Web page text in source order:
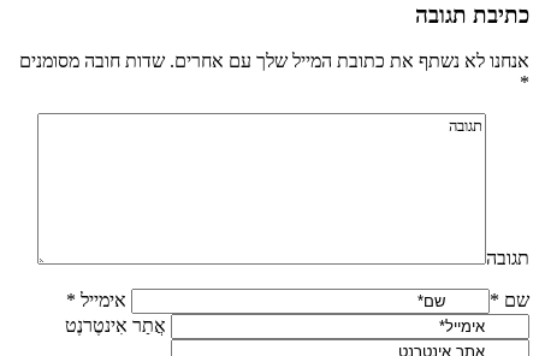
כתיבת תגובה
אנחנו לא נשתף את כתובת המייל שלך עם אחרים. שדות חובה מסומנים
*
תגובה
שם *
אימייל *
אֲתַר אִינטֶרנֶט